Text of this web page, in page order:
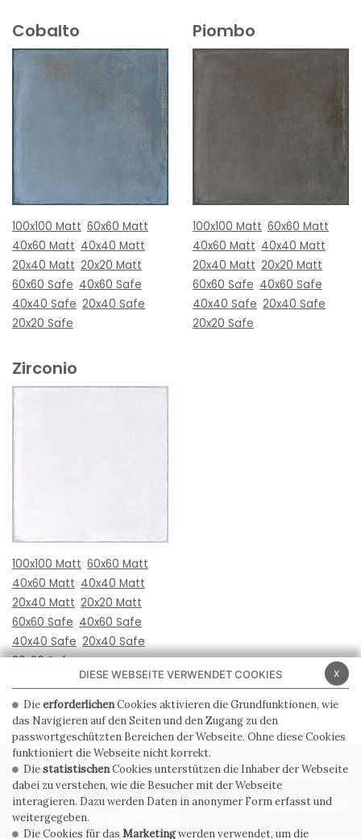
Cobalto
100x100 Matt 60x60 Matt
40x60 Matt 40x40 Matt
20x40 Matt 20x20 Matt
60x60 Safe 40x60 Safe
40x40 Safe 20x40 Safe
20x20 Safe
Piombo
100x100 Matt 60x60 Matt
40x60 Matt 40x40 Matt
20x40 Matt 20x20 Matt
60x60 Safe 40x60 Safe
40x40 Safe 20x40 Safe
20x20 Safe
Zirconio
100x100 Matt 60x60 Matt
40x60 Matt 40x40 Matt
20x40 Matt 20x20 Matt
60x60 Safe 40x60 Safe
40x40 Safe 20x40 Safe
20x20 Safe
PRIVACY POLICY COOKIE POLICY
ALLGEMEINE
VERKAUFSBEDINGUNGEN
WHISTLEBLOWING
x
DIESE WEBSEITE VERWENDET COOKIES
DieerforderlichenCookies aktivieren die Grundfunktionen, wie
das Navigieren auf den Seiten und den Zugang zu den
passwortgeschützten Bereichen der Webseite. Ohne diese Cookies
funktioniert die Webseite nicht korrekt.
DiestatistischenCookies unterstützen die Inhaber der Webseite
dabei zu verstehen, wie die Besucher mit der Webseite
interagieren. Dazu werden Daten in anonymer Form erfasst und
weitergegeben.
Die Cookies für das Marketingwerden verwendet, um die